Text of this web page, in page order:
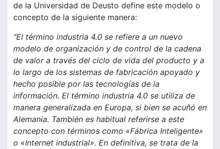
de la Universidad de Deusto define este modelo o
concepto de la siguiente manera:
“El término industria 4.0 se refiere a un nuevo
modelo de organización y de control de la cadena
de valor a través del ciclo de vida del producto y a
lo largo de los sistemas de fabricación apoyado y
hecho posible por las tecnologías de la
información. El término industria 4.0 se utiliza de
manera generalizada en Europa, si bien se acuñó en
Alemania. También es habitual referirse a este
concepto con términos como «Fábrica Inteligente»
o «Internet industrial». En definitiva, se trata de la